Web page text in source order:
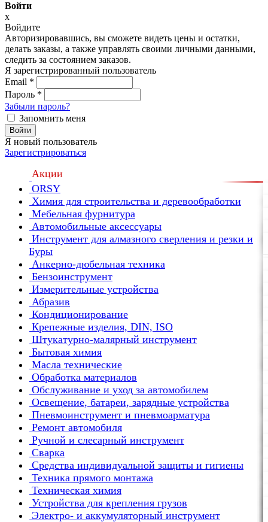
Войти
x
Войдите
Авторизировавшись, вы сможете видеть цены и остатки,
делать заказы, а также управлять своими личными данными,
следить за состоянием заказов.
Я зарегистрированный пользователь
Email *
Пароль *
Забыли пароль?
Запомнить меня
Войти
Я новый пользователь
Зарегистрироваться
Акции
ORSY
Химия для строительства и деревообработки
Мебельная фурнитура
Автомобильные аксессуары
Инструмент для алмазного сверления и резки и
Буры
Анкерно-дюбельная техника
Бензоинструмент
Измерительные устройства
Абразив
Кондиционирование
Крепежные изделия, DIN, ISO
Штукатурно-малярный инструмент
Бытовая химия
Масла технические
Обработка материалов
Обслуживание и уход за автомобилем
Освещение, батареи, зарядные устройства
Пневмоинструмент и пневмоарматура
Ремонт автомобиля
Ручной и слесарный инструмент
Сварка
Средства индивидуальной защиты и гигиены
Техника прямого монтажа
Техническая химия
Устройства для крепления грузов
Электро- и аккумуляторный инструмент